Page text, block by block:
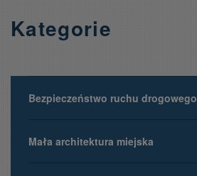
Kategorie
Bezpieczeństwo ruchu drogowego
Mała architektura miejska